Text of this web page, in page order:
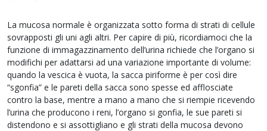
La mucosa normale è organizzata sotto forma di strati di cellule
sovrapposti gli uni agli altri. Per capire di più, ricordiamoci che la
funzione di immagazzinamento dell’urina richiede che l’organo si
modifichi per adattarsi ad una variazione importante di volume:
quando la vescica è vuota, la sacca piriforme è per così dire
“sgonfia” e le pareti della sacca sono spesse ed afflosciate
contro la base, mentre a mano a mano che si riempie ricevendo
l’urina che producono i reni, l’organo si gonfia, le sue pareti si
distendono e si assottigliano e gli strati della mucosa devono